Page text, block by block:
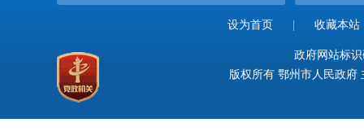
设为首页 收藏本站
政府网站标
版权所有 鄂州市人民政府